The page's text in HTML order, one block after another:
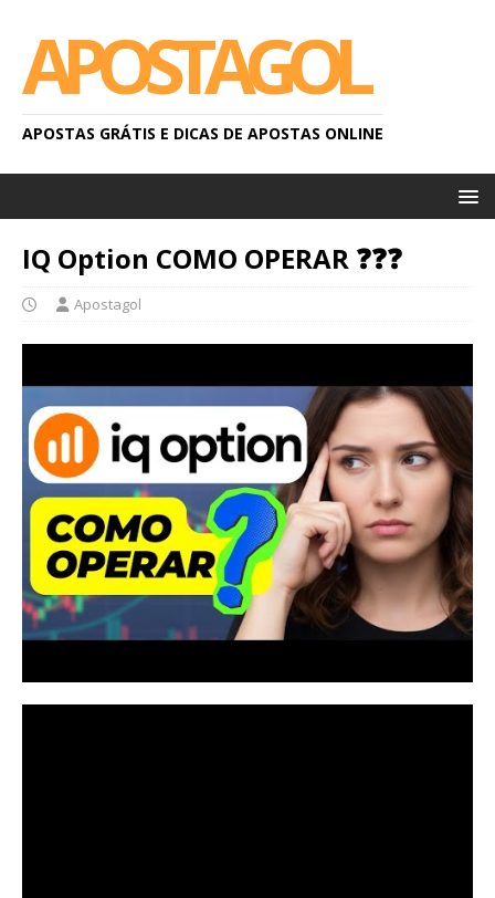
APOSTAGOL
APOSTAS GRÁTIS E DICAS DE APOSTAS ONLINE
IQ Option COMO OPERAR ❓❓❓
Apostagol